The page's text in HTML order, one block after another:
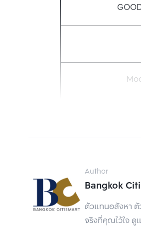
Author
Bangkok
ตัวแทนอสังหา ตั
จริงที่คุณไว้ใจ ดู